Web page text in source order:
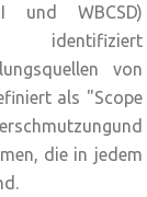
und WBCSD)
identifiziert
von
als "Scope
die in jedem